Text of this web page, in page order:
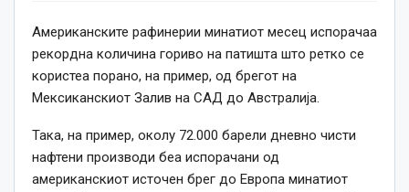
Американските рафинерии минатиот месец испорачаа
рекордна количина гориво на патишта што ретко се
користеа порано, на пример, од брегот на
Мексиканскиот Залив на САД до Австралија.
Така, на пример, околу 72.000 барели дневно чисти
нафтени производи беа испорачани од
американскиот источен брег до Европа минатиот